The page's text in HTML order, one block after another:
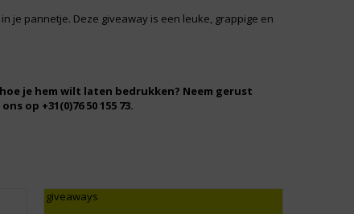
je pannetje. Deze giveaway is een leuke, grappige en
je hem wilt laten bedrukken? Neem gerust
op +31(0)76 50 155 73.